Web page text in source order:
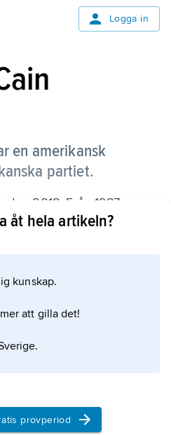
Logga in
en amerikansk
partiet.
dog 2018. Från 1987
som senator för
åt hela artikeln?
kunskap.
att gilla det!
provperiod